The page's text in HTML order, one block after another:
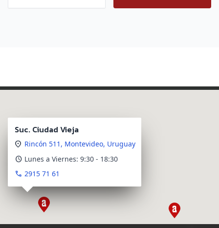
Suc. Ciudad Vieja
location_on Rincón 511, Montevideo, Uruguay
schedule Lunes a Viernes: 9:30 - 18:30
call 2915 71 61